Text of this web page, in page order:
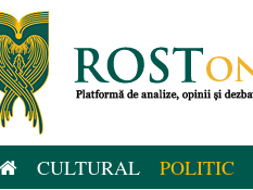
CULTURAL POLITIC